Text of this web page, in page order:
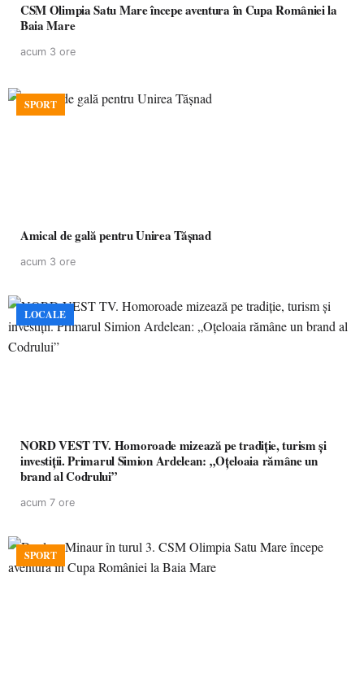
CSM Olimpia Satu Mare începe aventura în Cupa României la
Baia Mare
acum 3 ore
SPORT
Amical de gală pentru Unirea Tășnad
acum 3 ore
LOCALE
NORD VEST TV. Homoroade mizează pe tradiție, turism și
investiții. Primarul Simion Ardelean: „Oțeloaia rămâne un
brand al Codrului”
acum 7 ore
SPORT